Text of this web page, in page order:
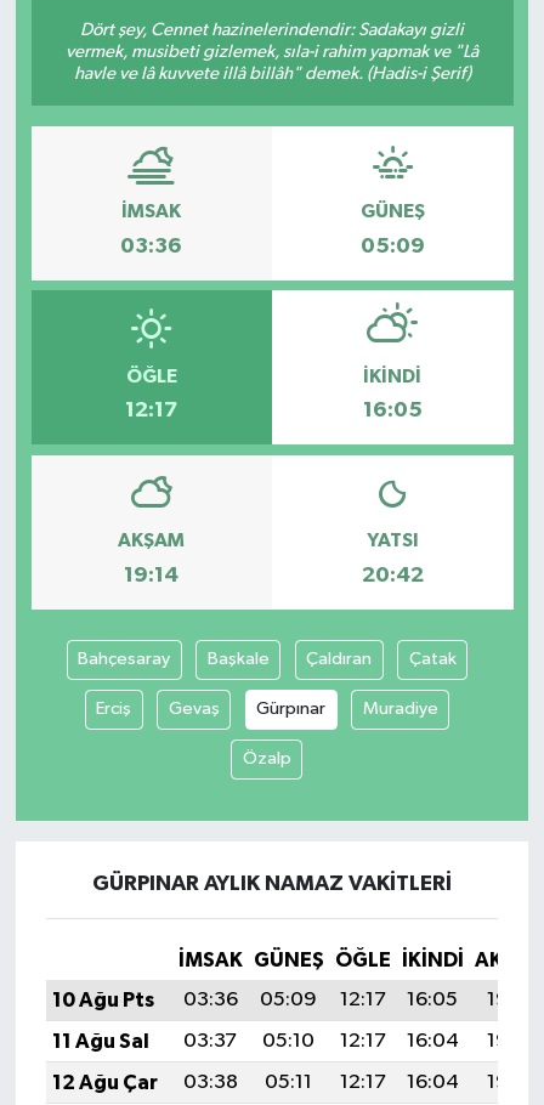
Dört şey, Cennet hazinelerindendir: Sadakayı gizli
vermek, musibeti gizlemek, sıla-i rahim yapmak ve "Lâ
havle ve lâ kuvvete illâ billâh" demek. (Hadis-i Şerif)
İMSAK
03:36
GÜNEŞ
05:09
ÖĞLE
12:17
İKINDI
16:05
AKŞAM
19:14
YATSI
20:42
Bahçesaray Başkale Çaldıran Çatak
Erciş Gevaş Gürpınar Muradiye
Özalp
GÜRPINAR AYLIK NAMAZ VAKITLERI
İMSAK GÜNEŞ ÖĞLE İKINDI
10 Ağu Pts
03:36 05:09 12:17 16:05
19:14
11 Ağu Sal
03:37 05:10 12:17 16:04
19:13
12 Ağu Çar
03:38 05:11 12:17 16:04
19:12